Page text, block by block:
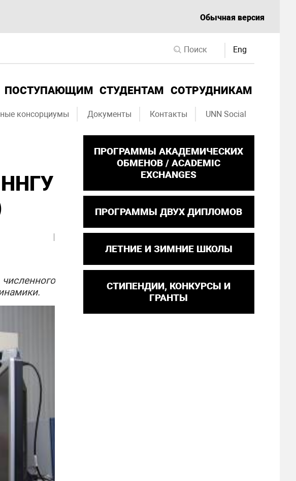
Обычная версия
Eng
ПОСТУПАЮЩИМ СТУДЕНТАМ СОТРУДНИКАМ
консорциумы Документы Контакты UNN Social
ННГУ
ПРОГРАММЫ АКАДЕМИЧЕСКИХ
ОБМЕНОВ / ACADEMIC
EXCHANGES
ПРОГРАММЫ ДВУХ ДИПЛОМОВ
ЛЕТНИЕ И ЗИМНИЕ ШКОЛЫ
СТИПЕНДИИ, КОНКУРСЫ И
ГРАНТЫ